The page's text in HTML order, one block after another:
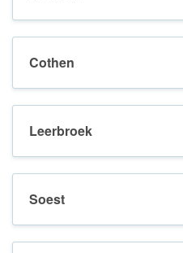
Cothen
Leerbroek
Soest